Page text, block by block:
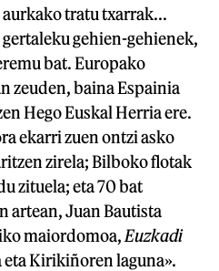
tratu txarrak...
gehien-gehienek,
bat. Europako
zeuden, baina Espainia
Hego Euskal Herria ere.
ekarri zuen ontzi asko
zirela; Bilboko flotak
zituela; eta 70 bat
artean, Juan Bautista
maiordomoa, Euzkadi
Kirikiñoren laguna».